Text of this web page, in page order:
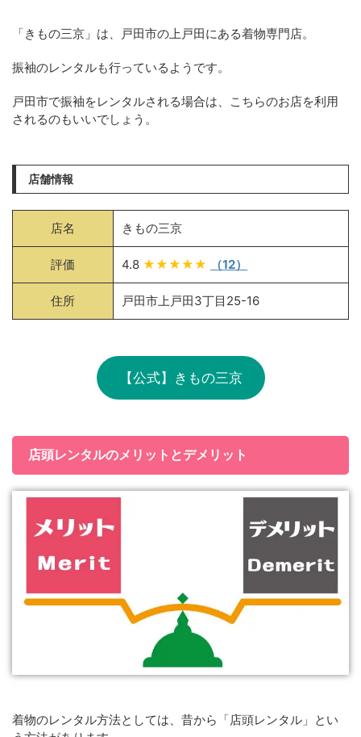
「きもの三京」は、戸田市の上戸田にある着物専門店。
振袖のレンタルも行っているようです。
戸田市で振袖をレンタルされる場合は、こちらのお店を利用
されるのもいいでしょう。
店舗情報
店名 きもの三京
評価 4.8 ★★★★★ （12）
住所 戸田市上戸田3丁目25-16
【公式】きもの三京
店頭レンタルのメリットとデメリット
着物のレンタル方法としては、昔から「店頭レンタル」とい